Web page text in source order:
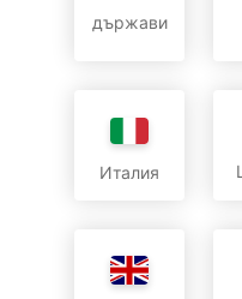
държави
Италия